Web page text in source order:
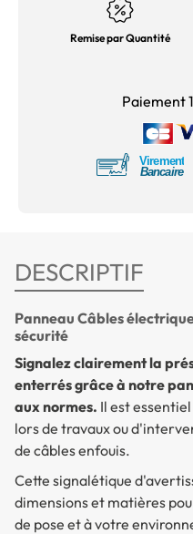
Remise par Quantité
Paiement
DESCRIPTIF
Panneau Câbles
sécurité
Signalez clairement la
enterrés grâce à notre
aux normes. Il est
lors de travaux ou
de câbles enfouis.
Cette signalétique
dimensions et matières
de pose et à votre